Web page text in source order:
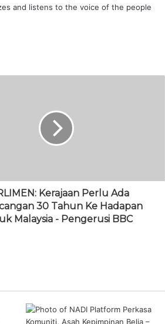
and listens to the voice of the people
Kerajaan Perlu Ada
30 Tahun Ke Hadapan
Malaysia - Pengerusi BBC